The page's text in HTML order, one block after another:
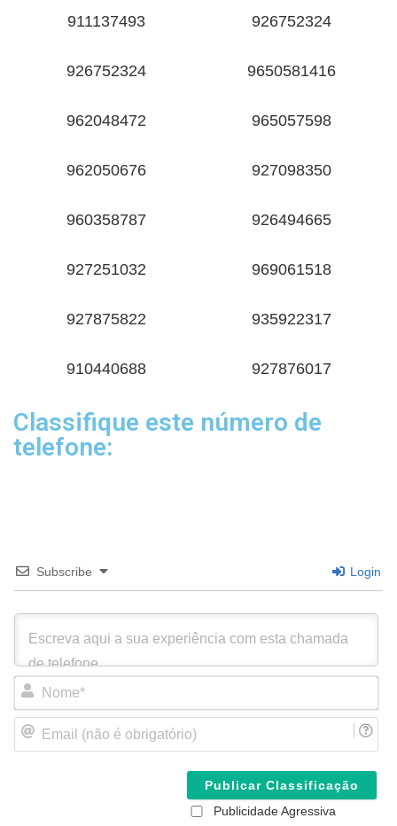
911137493 926752324
926752324 9650581416
962048472 965057598
962050676 927098350
960358787 926494665
927251032 969061518
927875822 935922317
910440688 927876017
Classifique este número de
telefone:
Subscribe Login
N
m
a
Publicidade Agressiva